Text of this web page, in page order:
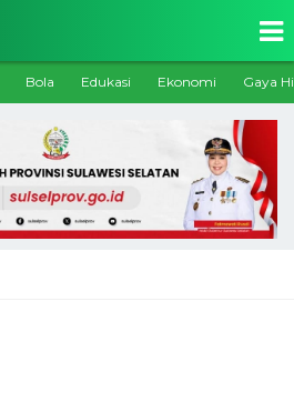
Bola Edukasi Ekonomi Gaya